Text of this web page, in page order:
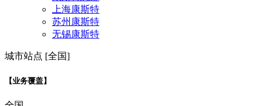
上海康斯特
苏州康斯特
无锡康斯特
城市站点 [全国]
【业务覆盖】